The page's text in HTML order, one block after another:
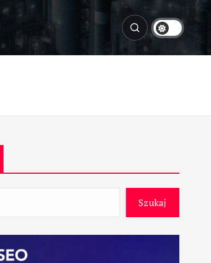
Szukaj